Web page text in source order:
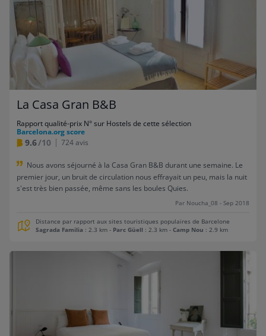
La Casa Gran B&B
Rapport qualité-prix N° sur Hostels de cette sélection
Barcelona.org score
9.6/10 724 avis
Nous avons séjourné à la Casa Gran B&B durant une semaine. Le
premier jour, un bruit de circulation nous effrayait un peu, mais la nuit
s'est très bien passée, même sans les boules Quies.
Par Noucha_08 - Sep 2018
Distance par rapport aux sites touristiques populaires de Barcelone
Sagrada Familia : 2.3 km - Parc Güell : 2.3 km - Camp Nou : 2.9 km